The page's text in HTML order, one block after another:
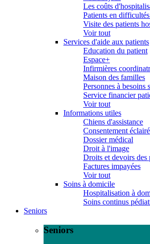
Les coûts
Patients en
Visite des patients
Voir tout
Services d'aide aux patients
Education du patient
Espace+
Infirmières
Maison des familles
Personnes à besoins
Service financier
Voir tout
Informations utiles
Chiens d'assistance
Consentement éclairé
Dossier médical
Droit à l'image
Droits et devoirs des
Factures impayées
Voir tout
Soins à domicile
Hospitalisation à
Soins continus
Seniors
Seniors